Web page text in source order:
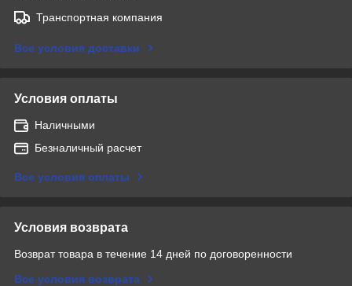
Транспортная компания
Все условия доставки
Условия оплаты
Наличными
Безналичный расчет
Все условия оплаты
Условия возврата
Возврат товара в течение 14 дней по договоренности
Все условия возврата